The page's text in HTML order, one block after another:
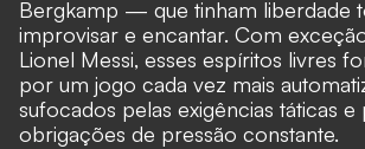
Bergkamp — que tinham liberdade
improvisar e encantar. Com
Lionel Messi, esses espíritos livres
por um jogo cada vez mais
sufocados pelas exigências táticas e
obrigações de pressão constante.